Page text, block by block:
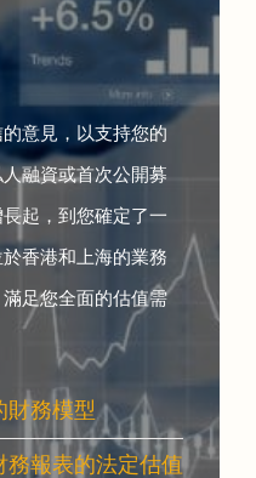
意見，以支持您的
融資或首次公開募
起，到您確定了一
香港和上海的業務
足您全面的估值需
財務模型
務報表的法定估值